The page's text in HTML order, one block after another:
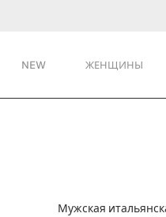
NEW ЖЕНЩИНЫ
Мужская